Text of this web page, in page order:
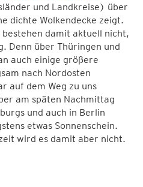
und Landkreise) über
dichte Wolkendecke zeigt.
bestehen damit aktuell nicht,
Denn über Thüringen und
auch einige größere
nach Nordosten
auf dem Weg zu uns
am späten Nachmittag
und auch in Berlin
etwas Sonnenschein.
wird es damit aber nicht.